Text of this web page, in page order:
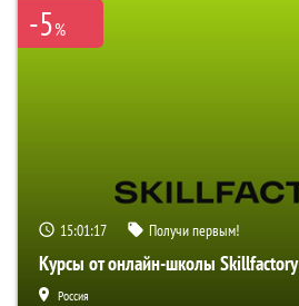
-5%
15:01:16 Получи первым!
Курсы от онлайн-школы Skillfactory
Россия